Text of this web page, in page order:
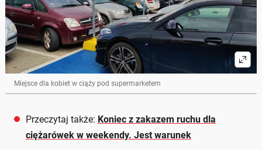
Miejsce dla kobiet w ciąży pod supermarketem
Przeczytaj także: Koniec z zakazem ruchu dla
ciężarówek w weekendy. Jest warunek